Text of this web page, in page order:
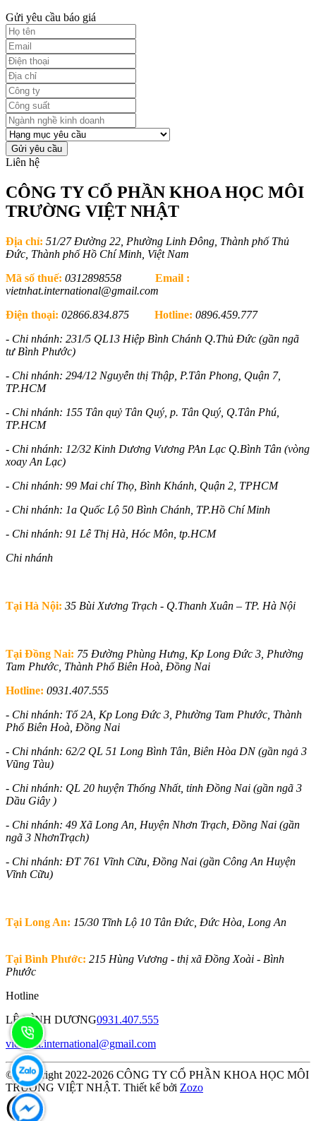
Gửi yêu cầu báo giá
Gửi yêu cầu
Liên hệ
CÔNG TY CỔ PHẦN KHOA HỌC MÔI
TRƯỜNG VIỆT NHẬT
Địa chỉ: 51/27 Đường 22, Phường Linh Đông, Thành phố Thủ
Đức, Thành phố Hồ Chí Minh, Việt Nam
Mã số thuế: 0312898558
Email :
vietnhat.international@gmail.com
Điện thoại: 02866.834.875 Hotline: 0896.459.777
- Chi nhánh: 231/5 QL13 Hiệp Bình Chánh Q.Thủ Đức (gần ngã
tư Bình Phước)
- Chi nhánh: 294/12 Nguyễn thị Thập, P.Tân Phong, Quận 7,
TP.HCM
- Chi nhánh: 155 Tân quỷ Tân Quý, p. Tân Quý, Q.Tân Phú,
TP.HCM
- Chi nhánh: 12/32 Kinh Dương Vương PAn Lạc Q.Bình Tân (vòng
xoay An Lạc)
- Chi nhánh: 99 Mai chí Thọ, Bình Khánh, Quận 2, TPHCM
- Chi nhánh: 1a Quốc Lộ 50 Bình Chánh, TP.Hồ Chí Minh
- Chi nhánh: 91 Lê Thị Hà, Hóc Môn, tp.HCM
Chi nhánh
Tại Hà Nội: 35 Bùi Xương Trạch - Q.Thanh Xuân – TP. Hà Nội
Tại Đồng Nai: 75 Đường Phùng Hưng, Kp Long Đức 3, Phường
Tam Phước, Thành Phố Biên Hoà, Đồng Nai
Hotline: 0931.407.555
- Chi nhánh: Tổ 2A, Kp Long Đức 3, Phường Tam Phước, Thành
Phố Biên Hoà, Đồng Nai
- Chi nhánh: 62/2 QL 51 Long Bình Tân, Biên Hòa DN (gần ngả 3
Vũng Tàu)
- Chi nhánh: QL 20 huyện Thống Nhất, tỉnh Đồng Nai (gần ngã 3
Dầu Giây )
- Chi nhánh: 49 Xã Long An, Huyện Nhơn Trạch, Đồng Nai (gần
ngã 3 NhơnTrạch)
- Chi nhánh: ĐT 761 Vĩnh Cữu, Đồng Nai (gần Công An Huyện
Vĩnh Cữu)
Tại Long An: 15/30 Tĩnh Lộ 10 Tân Đức, Đức Hòa, Long An
Tại Bình Phước: 215 Hùng Vương - thị xã Đồng Xoài - Bình
Phước
Hotline
LÊ ĐÌNH DƯƠNG0931.407.555
vietnhat.international@gmail.com
© Copyright 2022-2026 CÔNG TY CỔ PHẦN KHOA HỌC MÔI
TRƯỜNG VIỆT NHẬT. Thiết kế bởi Zozo